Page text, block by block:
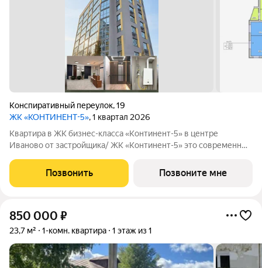
Конспиративный переулок,19
ЖК «КОНТИНЕНТ-5», 1 квартал 2026
Квартира в ЖК бизнес-класса «Континент-5» в центре
Иваново от застройщика/ ЖК «Континент-5» это современный
Закрытая территория, всего 62 квартиры, высокий уровень
комфорта для тех, кто ценит
Позвонить Позвоните мне
850 000 ₽
23,7 м² 1-комн. квартира 1 этаж из 1